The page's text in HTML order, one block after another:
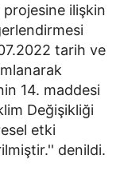
ilişkin
tarih ve
14. maddesi
Değişikliği
etki
denildi.